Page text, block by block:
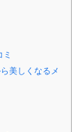
美しくなるメ